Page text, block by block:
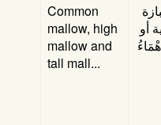
Common
mallow, high
mallow and
tall mall...
أو